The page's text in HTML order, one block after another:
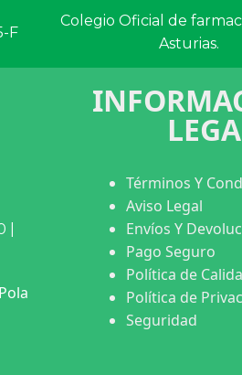
F
Colegio Oficial de
Asturias.
Términos Y
Aviso Legal
Envíos Y
Pago Seguro
Política de
Política de
Seguridad